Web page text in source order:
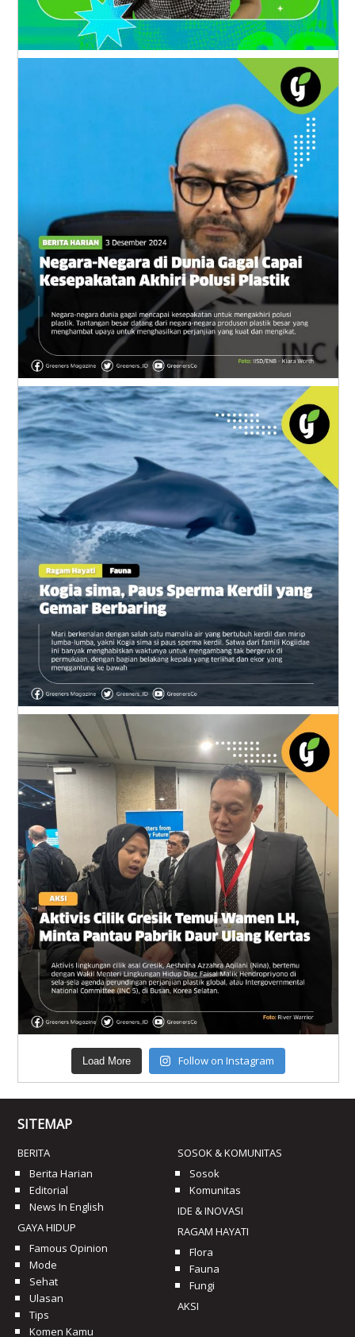
Load More Follow on Instagram
SITEMAP
BERITA
Berita Harian
Editorial
News In English
GAYA HIDUP
Famous Opinion
Mode
Sehat
Ulasan
Tips
Komen Kamu
SOSOK & KOMUNITAS
Sosok
Komunitas
IDE & INOVASI
RAGAM HAYATI
Flora
Fauna
Fungi
AKSI